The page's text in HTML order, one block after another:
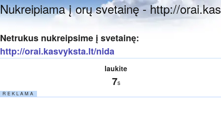
Nukreipiama į orų svetainę - http://
Netrukus nukreipsime į svetainę:
http://orai.kasvyksta.lt/nida
laukite
6s
R E K L A M A